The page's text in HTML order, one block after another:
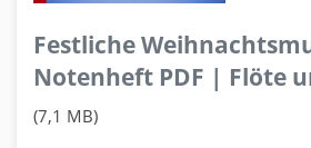
Festliche
Notenheft PDF | Flöte
(7,1 MB)